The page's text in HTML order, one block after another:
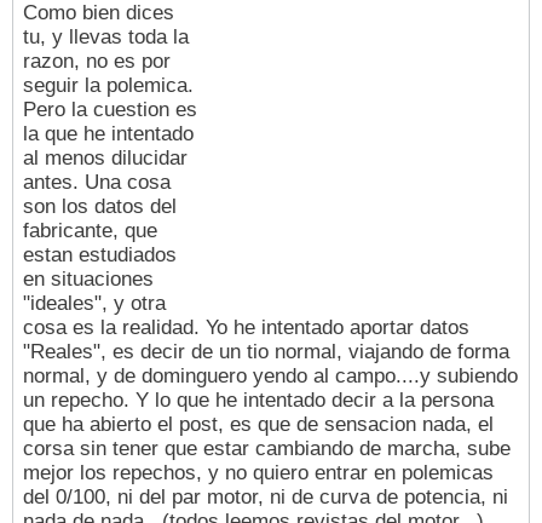
Como bien dices
tu, y llevas toda la
razon, no es por
seguir la polemica.
Pero la cuestion es
la que he intentado
al menos dilucidar
antes. Una cosa
son los datos del
fabricante, que
estan estudiados
en situaciones
"ideales", y otra
cosa es la realidad. Yo he intentado aportar datos
"Reales", es decir de un tio normal, viajando de forma
normal, y de dominguero yendo al campo....y subiendo
un repecho. Y lo que he intentado decir a la persona
que ha abierto el post, es que de sensacion nada, el
corsa sin tener que estar cambiando de marcha, sube
mejor los repechos, y no quiero entrar en polemicas
del 0/100, ni del par motor, ni de curva de potencia, ni